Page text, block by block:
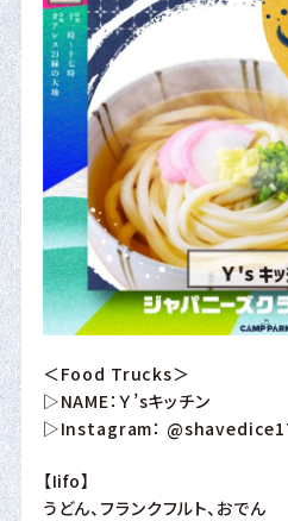
＜Food Trucks＞
▷NAME：Ｙ’sキッチン
▷Instagram：
【Iifo】
うどん、フランクフルト、おでん